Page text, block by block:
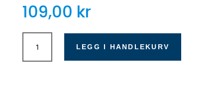
109,00 kr
Tropical
Spirulina
Flakes
LEGG I HANDLEKURV